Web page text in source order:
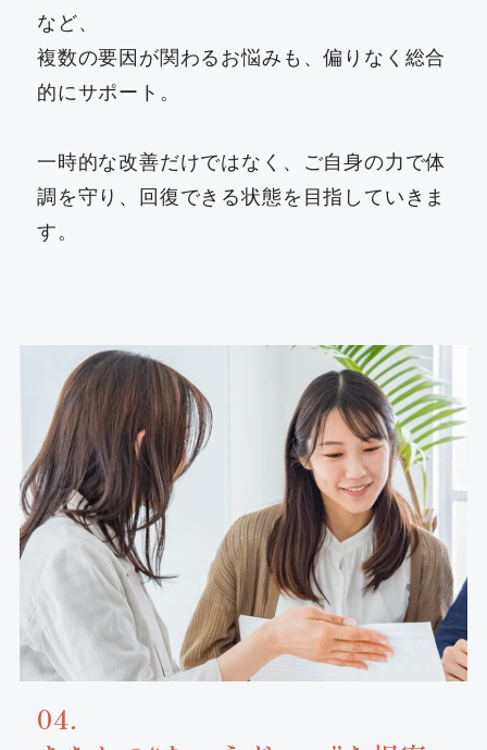
など、
複数の要因が関わるお悩みも、偏りなく総合
的にサポート。
一時的な改善だけではなく、ご自身の力で体
調を守り、回復できる状態を目指していきま
す。
04．